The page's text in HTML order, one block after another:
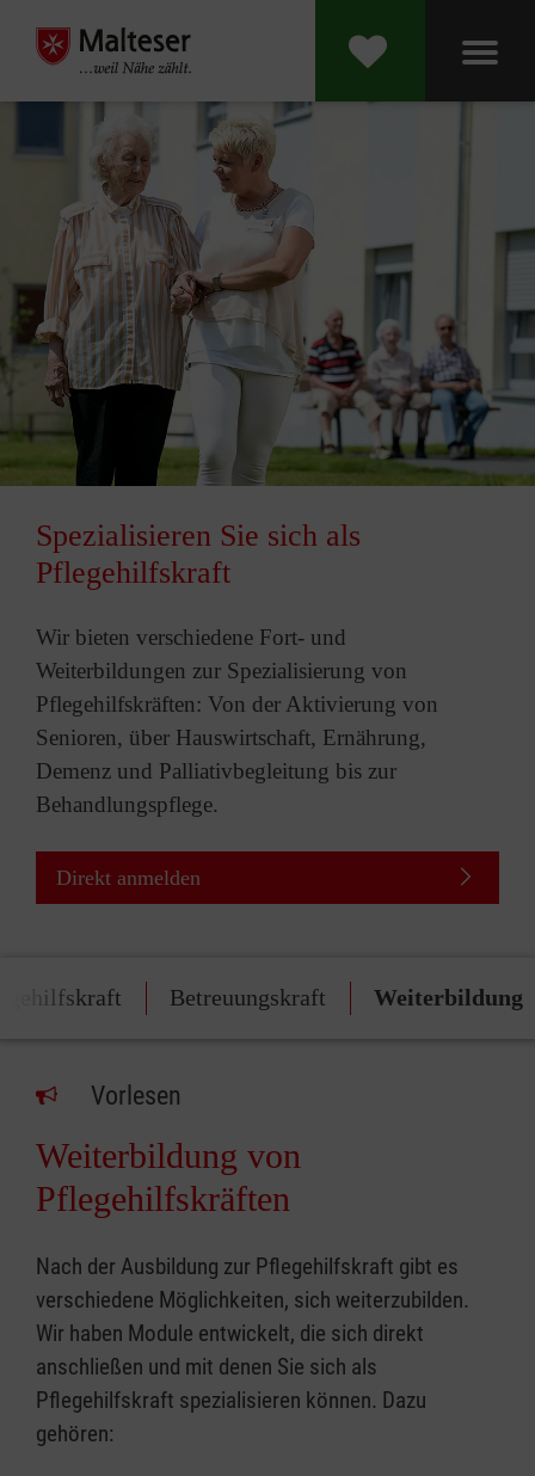
Spezialisieren Sie sich als
Pflegehilfskraft
Wir bieten verschiedene Fort- und
Weiterbildungen zur Spezialisierung von
Pflegehilfskräften: Von der Aktivierung von
Senioren, über Hauswirtschaft, Ernährung,
Demenz und Palliativbegleitung bis zur
Behandlungspflege.
Direkt anmelden
Betreuungskraft Weiterbildung
Vorlesen
Weiterbildung von
Pflegehilfskräften
Nach der Ausbildung zur Pflegehilfskraft gibt es
verschiedene Möglichkeiten, sich weiterzubilden.
Wir haben Module entwickelt, die sich direkt
anschließen und mit denen Sie sich als
Pflegehilfskraft spezialisieren können. Dazu
gehören: